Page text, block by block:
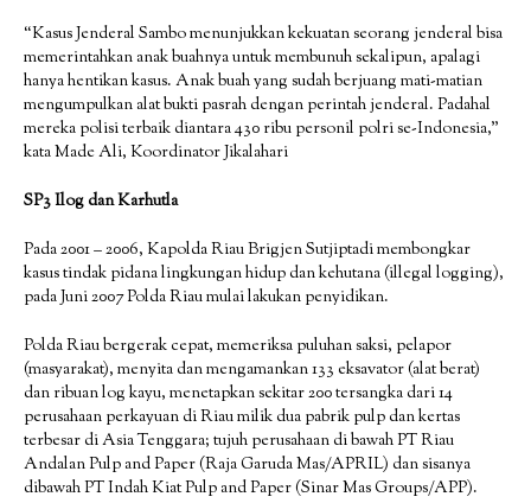
“Kasus Jenderal Sambo menunjukkan kekuatan seorang jenderal bisa
memerintahkan anak buahnya untuk membunuh sekalipun, apalagi
hanya hentikan kasus. Anak buah yang sudah berjuang mati-matian
mengumpulkan alat bukti pasrah dengan perintah jenderal. Padahal
mereka polisi terbaik diantara 430 ribu personil polri se-Indonesia,”
kata Made Ali, Koordinator Jikalahari
SP3 Ilog dan Karhutla
Pada 2001 – 2006, Kapolda Riau Brigjen Sutjiptadi membongkar
kasus tindak pidana lingkungan hidup dan kehutana (illegal logging),
pada Juni 2007 Polda Riau mulai lakukan penyidikan.
Polda Riau bergerak cepat, memeriksa puluhan saksi, pelapor
(masyarakat), menyita dan mengamankan 133 eksavator (alat berat)
dan ribuan log kayu, menetapkan sekitar 200 tersangka dari 14
perusahaan perkayuan di Riau milik dua pabrik pulp dan kertas
terbesar di Asia Tenggara; tujuh perusahaan di bawah PT Riau
Andalan Pulp and Paper (Raja Garuda Mas/APRIL) dan sisanya
dibawah PT Indah Kiat Pulp and Paper (Sinar Mas Groups/APP).